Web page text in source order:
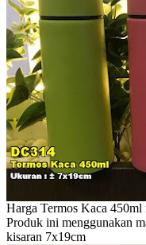
Harga Termos Kaca
Produk ini menggunakan
kisaran 7x19cm